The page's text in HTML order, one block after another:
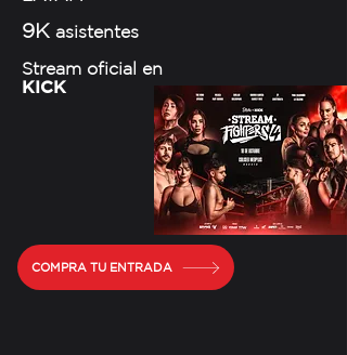
9K asistentes
Stream oficial en
KICK
COMPRA TU ENTRADA